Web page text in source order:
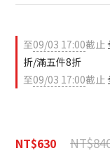
至09/03 17:00截止
折/滿五件8折
至09/03 17:00截止
NT$630